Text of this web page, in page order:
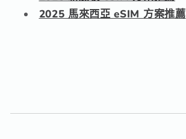
2025 馬來西亞 eSIM 方案推薦